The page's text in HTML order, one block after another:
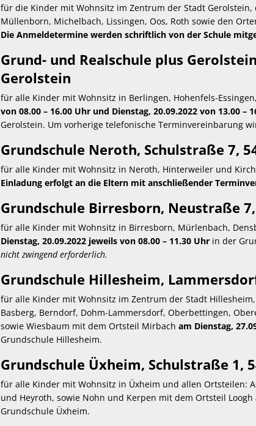
für die Kinder mit Wohnsitz im Zentrum der Stadt
Müllenborn, Michelbach, Lissingen, Oos, Roth sowie den
Die Anmeldetermine werden schriftlich von der Schule
Grund- und Realschule plus
Gerolstein
für alle Kinder mit Wohnsitz in Berlingen, Hohenfels-
von 08.00 – 16.00 Uhr und Dienstag, 20.09.2022 von 13.00 –
Gerolstein. Um vorherige telefonische Terminvereinbarung
Grundschule Neroth, Schulstraße 7,
für alle Kinder mit Wohnsitz in Neroth, Hinterweiler und
Einladung erfolgt an die Eltern mit anschließender
Grundschule Birresborn, Neustraße
für alle Kinder mit Wohnsitz in Birresborn, Mürlenbach,
Dienstag, 20.09.2022 jeweils von 08.00 – 11.30 Uhr in der
nicht zwingend erforderlich.
Grundschule Hillesheim,
für alle Kinder mit Wohnsitz im Zentrum der Stadt
Basberg, Berndorf, Dohm-Lammersdorf, Oberbettingen,
sowie Wiesbaum mit dem Ortsteil Mirbach am Dienstag,
Grundschule Hillesheim.
Grundschule Üxheim, Schulstraße 1,
für alle Kinder mit Wohnsitz in Üxheim und allen Ortsteilen:
und Heyroth, sowie Nohn und Kerpen mit dem Ortsteil Loogh
Grundschule Üxheim.